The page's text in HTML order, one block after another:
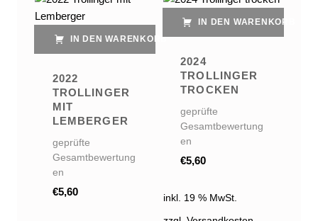
IN DEN WARENKORB
2022
TROLLINGER
MIT
LEMBERGER
geprüfte
Gesamtbewertung
en
€5,60
IN DEN WARENKORB
2024
TROLLINGER
TROCKEN
geprüfte
Gesamtbewertung
en
€5,60
inkl. 19 % MwSt.